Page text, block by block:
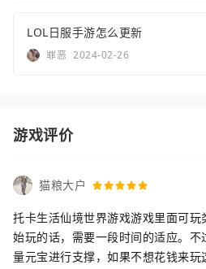
LOL日服手游怎么更新
罪恶 2024-02-26
游戏评价
猫粮大户
托卡生活仙境世界游戏游戏里面可
始玩的话，需要一段时间的适应。
量元宝进行支撑，如果不想花钱来